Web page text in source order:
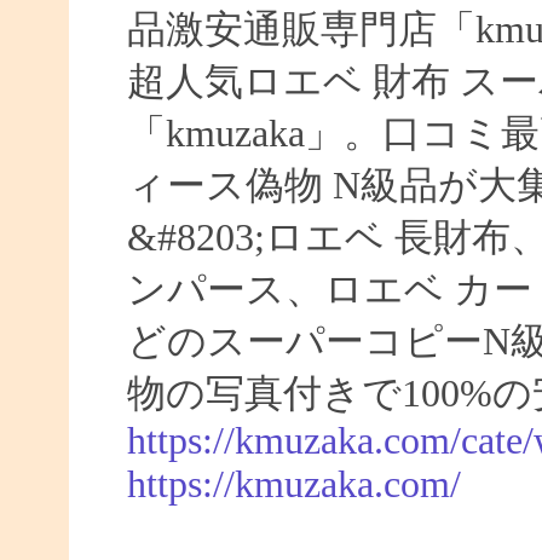
品激安通販専門店「
超人気ロエベ 財布 ス
「kmuzaka」。口コミ
ィース偽物 N級品が大
&#8203;ロエベ 長財布
ンパース、ロエベ カ
どのスーパーコピーN
物の写真付きで100%
https://kmuzaka.com/
https://kmuzaka.com/